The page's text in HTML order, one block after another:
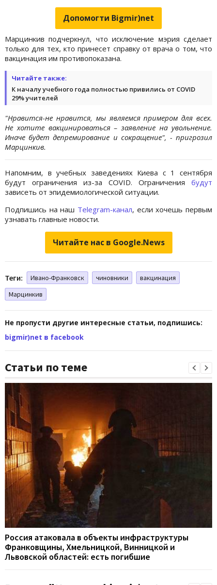
Допомогти Bigmir)net
Марцинкив подчеркнул, что исключение мэрия сделает
только для тех, кто принесет справку от врача о том, что
вакцинация им противопоказана.
Читайте также:
К началу учебного года полностью привились от COVID
29% учителей
"Нравится-не нравится, мы являемся примером для всех.
Не хотите вакцинироваться – заявление на увольнение.
Иначе будет депремирование и сокращение", - пригрозил
Марцинкив.
Напомним, в учебных заведениях Киева с 1 сентября
будут ограничения из-за COVID. Ограничения будут
зависеть от эпидемиологической ситуации.
Подпишись на наш Telegram-канал, если хочешь первым
узнавать главные новости.
Читайте нас в Google.News
Теги: Ивано-Франковск чиновники
вакцинация
Марцинкив
Не пропусти другие интересные статьи, подпишись:
bigmir)net в facebook
Статьи по теме
Россия атаковала в объекты инфраструктуры
Франковщины, Хмельницкой, Винницкой и
Львовской областей: есть погибшие